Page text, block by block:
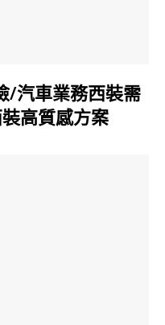
/汽車業務西裝需
高質感方案